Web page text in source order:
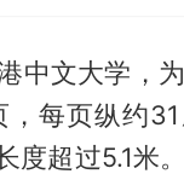
中文大学，
每页纵约
度超过5.1米